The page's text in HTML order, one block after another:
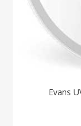
Evans